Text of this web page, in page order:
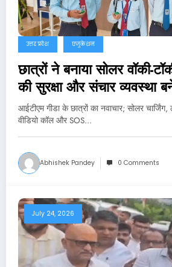
उत्तर प्रदेश एजुकेशन
छात्रों ने बनाया सोलर वॉकी-
की सुरक्षा और संचार व्यवस्था
आईटीएम गीडा के छात्रों का नवाचार; सोलर चार्जिंग,
वीडियो कॉल और SOS…
Abhishek Pandey 0 Comments
July 24, 2026